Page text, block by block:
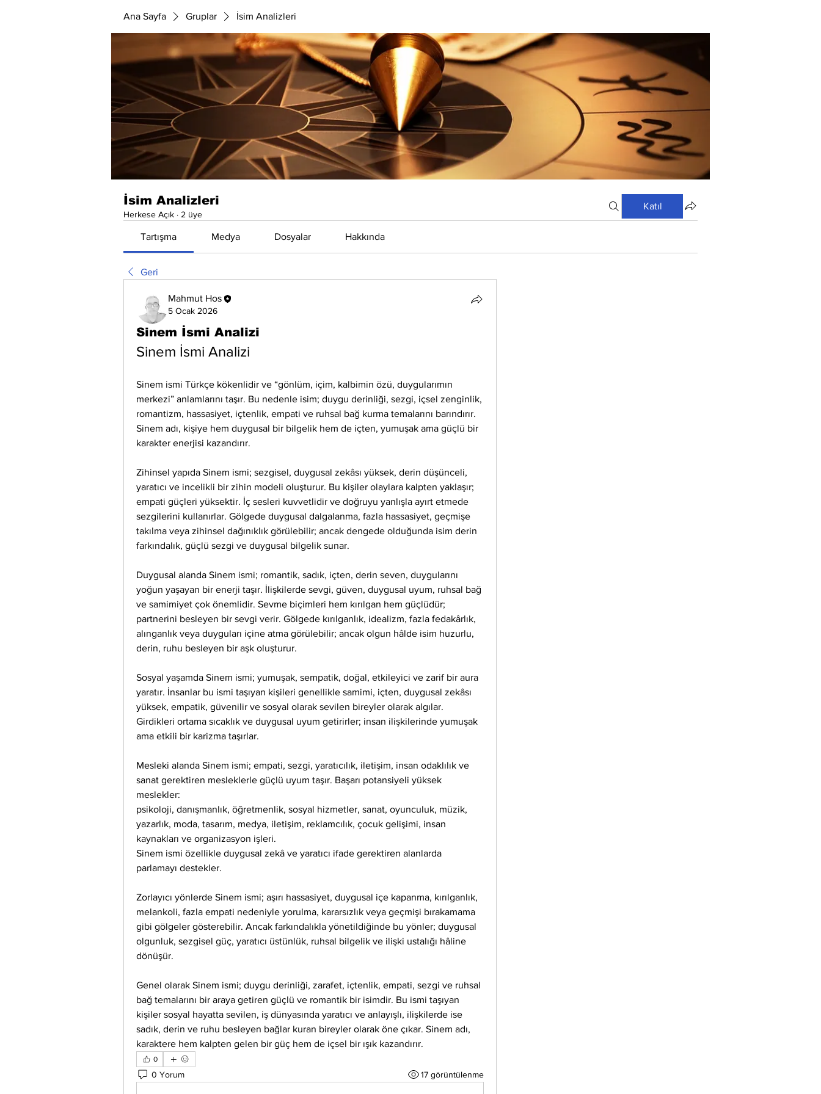
Ana Sayfa Gruplar İsim Analizleri
İsim Analizleri
Herkese Açık · 2 üye
Katıl
Tartışma Medya Dosyalar Hakkında
Geri
Mahmut Hos
5 Ocak 2026
Sinem İsmi Analizi
Sinem İsmi Analizi
Sinem ismi Türkçe kökenlidir ve “gönlüm, içim, kalbimin özü, duygularımın
merkezi” anlamlarını taşır. Bu nedenle isim; duygu derinliği, sezgi, içsel zenginlik,
romantizm, hassasiyet, içtenlik, empati ve ruhsal bağ kurma temalarını barındırır.
Sinem adı, kişiye hem duygusal bir bilgelik hem de içten, yumuşak ama güçlü bir
karakter enerjisi kazandırır.
Zihinsel yapıda Sinem ismi; sezgisel, duygusal zekâsı yüksek, derin düşünceli,
yaratıcı ve incelikli bir zihin modeli oluşturur. Bu kişiler olaylara kalpten yaklaşır;
empati güçleri yüksektir. İç sesleri kuvvetlidir ve doğruyu yanlışla ayırt etmede
sezgilerini kullanırlar. Gölgede duygusal dalgalanma, fazla hassasiyet, geçmişe
takılma veya zihinsel dağınıklık görülebilir; ancak dengede olduğunda isim derin
farkındalık, güçlü sezgi ve duygusal bilgelik sunar.
Duygusal alanda Sinem ismi; romantik, sadık, içten, derin seven, duygularını
yoğun yaşayan bir enerji taşır. İlişkilerde sevgi, güven, duygusal uyum, ruhsal bağ
ve samimiyet çok önemlidir. Sevme biçimleri hem kırılgan hem güçlüdür;
partnerini besleyen bir sevgi verir. Gölgede kırılganlık, idealizm, fazla fedakârlık,
alınganlık veya duyguları içine atma görülebilir; ancak olgun hâlde isim huzurlu,
derin, ruhu besleyen bir aşk oluşturur.
Sosyal yaşamda Sinem ismi; yumuşak, sempatik, doğal, etkileyici ve zarif bir aura
yaratır. İnsanlar bu ismi taşıyan kişileri genellikle samimi, içten, duygusal zekâsı
yüksek, empatik, güvenilir ve sosyal olarak sevilen bireyler olarak algılar.
Girdikleri ortama sıcaklık ve duygusal uyum getirirler; insan ilişkilerinde yumuşak
ama etkili bir karizma taşırlar.
Mesleki alanda Sinem ismi; empati, sezgi, yaratıcılık, iletişim, insan odaklılık ve
sanat gerektiren mesleklerle güçlü uyum taşır. Başarı potansiyeli yüksek
meslekler:
psikoloji, danışmanlık, öğretmenlik, sosyal hizmetler, sanat, oyunculuk, müzik,
yazarlık, moda, tasarım, medya, iletişim, reklamcılık, çocuk gelişimi, insan
kaynakları ve organizasyon işleri.
Sinem ismi özellikle duygusal zekâ ve yaratıcı ifade gerektiren alanlarda
parlamayı destekler.
Zorlayıcı yönlerde Sinem ismi; aşırı hassasiyet, duygusal içe kapanma, kırılganlık,
melankoli, fazla empati nedeniyle yorulma, kararsızlık veya geçmişi bırakamama
gibi gölgeler gösterebilir. Ancak farkındalıkla yönetildiğinde bu yönler; duygusal
olgunluk, sezgisel güç, yaratıcı üstünlük, ruhsal bilgelik ve ilişki ustalığı hâline
dönüşür.
Genel olarak Sinem ismi; duygu derinliği, zarafet, içtenlik, empati, sezgi ve ruhsal
bağ temalarını bir araya getiren güçlü ve romantik bir isimdir. Bu ismi taşıyan
kişiler sosyal hayatta sevilen, iş dünyasında yaratıcı ve anlayışlı, ilişkilerde ise
sadık, derin ve ruhu besleyen bağlar kuran bireyler olarak öne çıkar. Sinem adı,
karaktere hem kalpten gelen bir güç hem de içsel bir ışık kazandırır.
0
0 Yorum 17 görüntülenme